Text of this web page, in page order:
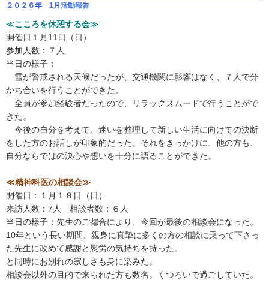
２０２６年 1月活動報告
≪こころを休憩する会≫
開催日１月11日（日）
参加人数：７人
当日の様子：
雪が警戒される天候だったが、交通機関に影響はなく、７人で分
かち合いを行うことができた。
全員が参加経験者だったので、リラックスムードで行うことがで
きた。
今後の自分を考えて、迷いを整理して新しい生活に向けての決断
をした方のお話しが印象的だった。それをきっかけに、他の方も、
自分ならではの決心や想いを十分に語ることができた。
≪精神科医の相談会≫
開催日：１月１８日（日）
来訪人数：7人 相談者数：６人
当日の様子：先生のご都合により、今回が最後の相談会になった。
10年という長い期間、親身に真摯に多くの方の相談に乗って下さっ
た先生に改めて感謝と慰労の気持ちを持った。
と同時にお別れの寂しさも身に染みた。
相談会以外の目的で来られた方も数名。くつろいで過ごしていた。